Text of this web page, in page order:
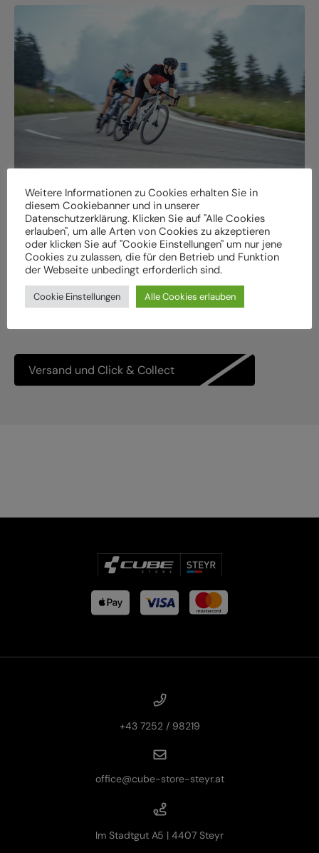
Online Bike finden.
Bei uns im Store abholen.
In unserem cube-store findest du auf 2 Stockwerken
Versand und Click & Collect
+43 7252 / 98219
office@cube-store-steyr.at
Im Stadtgut A5 | 4407 Steyr
Weitere Informationen zu Cookies erhalten Sie in
diesem Cookiebanner und in unserer
Datenschutzerklärung. Klicken Sie auf "Alle Cookies
erlauben", um alle Arten von Cookies zu akzeptieren
oder klicken Sie auf "Cookie Einstellungen" um nur jene
Cookies zu zulassen, die für den Betrieb und Funktion
der Webseite unbedingt erforderlich sind.
Cookie Einstellungen Alle Cookies erlauben